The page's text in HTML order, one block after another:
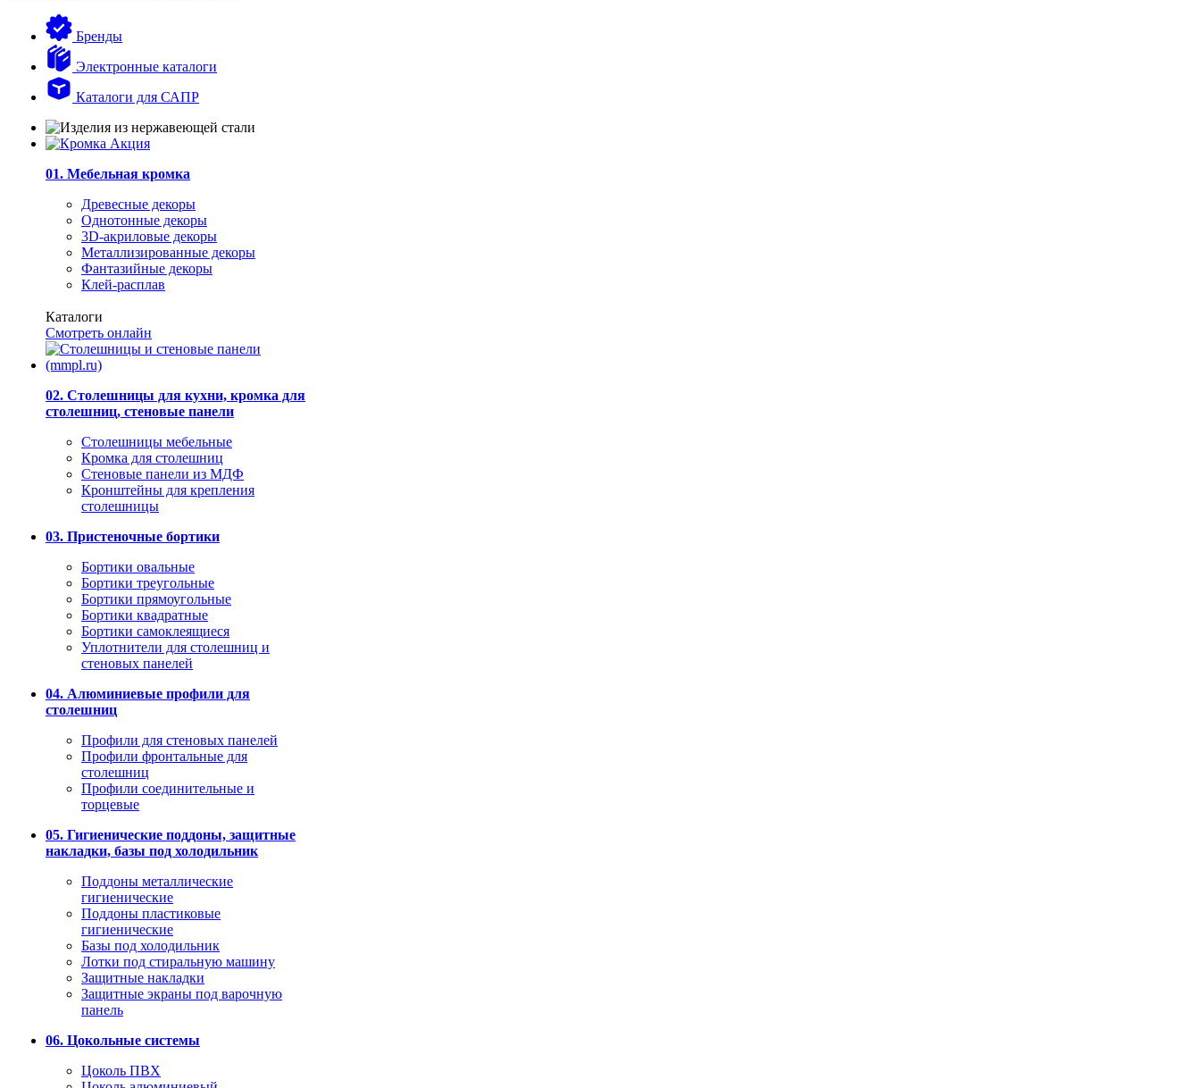
Бренды
Электронные каталоги
Каталоги для САПР
01. Мебельная кромка
Древесные декоры
Однотонные декоры
3D-акриловые декоры
Металлизированные декоры
Фантазийные декоры
Клей-расплав
Каталоги
Смотреть онлайн
02. Столешницы для кухни, кромка для
столешниц, стеновые панели
Столешницы мебельные
Кромка для столешниц
Стеновые панели из МДФ
Кронштейны для крепления
столешницы
03. Пристеночные бортики
Бортики овальные
Бортики треугольные
Бортики прямоугольные
Бортики квадратные
Бортики самоклеящиеся
Уплотнители для столешниц и
стеновых панелей
04. Алюминиевые профили для
столешниц
Профили для стеновых панелей
Профили фронтальные для
столешниц
Профили соединительные и
торцевые
05. Гигиенические поддоны, защитные
накладки, базы под холодильник
Поддоны металлические
гигиенические
Поддоны пластиковые
гигиенические
Базы под холодильник
Лотки под стиральную машину
Защитные накладки
Защитные экраны под варочную
панель
06. Цокольные системы
Цоколь ПВХ